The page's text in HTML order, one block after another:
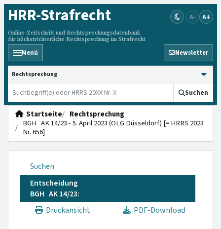
HRR-Strafrecht
Online-Zeitschrift und Rechtsprechungsdatenbank
für höchstrichterliche Rechtsprechung im Strafrecht
A- A+
Menü Newsletter
HRRS durchsuchen
Suchen
Startseite
Rechtsprechung
BGH AK 14/23 - 5. April 2023 (OLG Düsseldorf) [= HRRS 2023
Nr. 656]
Suchen
Entscheidung
BGH AK 14/23:
Druckansicht
PDF-Download